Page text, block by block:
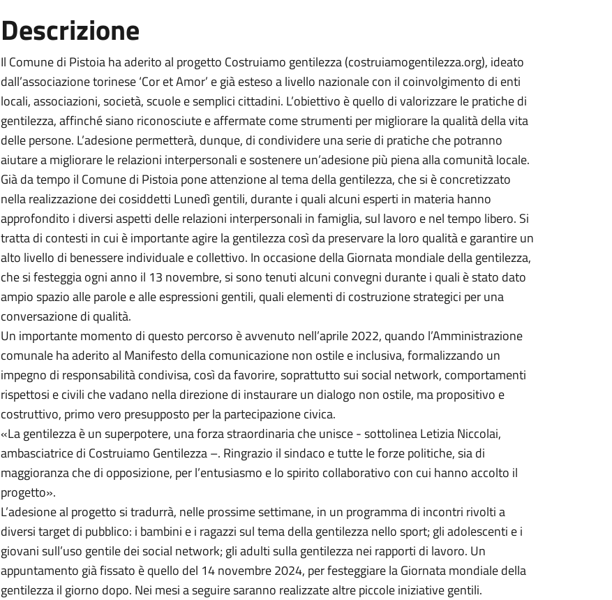
Descrizione
Il Comune di Pistoia ha aderito al progetto Costruiamo gentilezza (costruiamogentilezza.org), ideato
dall’associazione torinese ‘Cor et Amor’ e già esteso a livello nazionale con il coinvolgimento di enti
locali, associazioni, società, scuole e semplici cittadini. L’obiettivo è quello di valorizzare le pratiche di
gentilezza, affinché siano riconosciute e affermate come strumenti per migliorare la qualità della vita
delle persone. L’adesione permetterà, dunque, di condividere una serie di pratiche che potranno
aiutare a migliorare le relazioni interpersonali e sostenere un’adesione più piena alla comunità locale.
Già da tempo il Comune di Pistoia pone attenzione al tema della gentilezza, che si è concretizzato
nella realizzazione dei cosiddetti Lunedì gentili, durante i quali alcuni esperti in materia hanno
approfondito i diversi aspetti delle relazioni interpersonali in famiglia, sul lavoro e nel tempo libero. Si
tratta di contesti in cui è importante agire la gentilezza così da preservare la loro qualità e garantire un
alto livello di benessere individuale e collettivo. In occasione della Giornata mondiale della gentilezza,
che si festeggia ogni anno il 13 novembre, si sono tenuti alcuni convegni durante i quali è stato dato
ampio spazio alle parole e alle espressioni gentili, quali elementi di costruzione strategici per una
conversazione di qualità.
Un importante momento di questo percorso è avvenuto nell’aprile 2022, quando l’Amministrazione
comunale ha aderito al Manifesto della comunicazione non ostile e inclusiva, formalizzando un
impegno di responsabilità condivisa, così da favorire, soprattutto sui social network, comportamenti
rispettosi e civili che vadano nella direzione di instaurare un dialogo non ostile, ma propositivo e
costruttivo, primo vero presupposto per la partecipazione civica.
«La gentilezza è un superpotere, una forza straordinaria che unisce - sottolinea Letizia Niccolai,
ambasciatrice di Costruiamo Gentilezza –. Ringrazio il sindaco e tutte le forze politiche, sia di
maggioranza che di opposizione, per l’entusiasmo e lo spirito collaborativo con cui hanno accolto il
progetto».
L’adesione al progetto si tradurrà, nelle prossime settimane, in un programma di incontri rivolti a
diversi target di pubblico: i bambini e i ragazzi sul tema della gentilezza nello sport; gli adolescenti e i
giovani sull’uso gentile dei social network; gli adulti sulla gentilezza nei rapporti di lavoro. Un
appuntamento già fissato è quello del 14 novembre 2024, per festeggiare la Giornata mondiale della
gentilezza il giorno dopo. Nei mesi a seguire saranno realizzate altre piccole iniziative gentili.